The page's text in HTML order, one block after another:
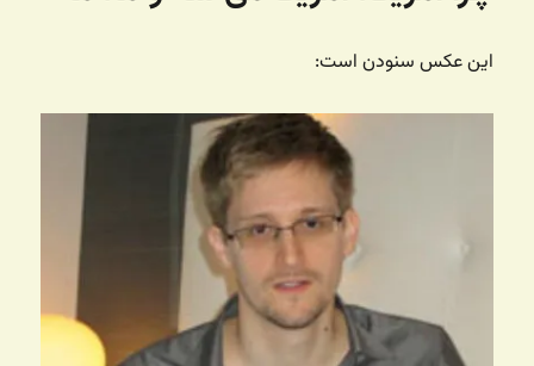
این عکس سنودن است: